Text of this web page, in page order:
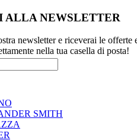
ALLA NEWSLETTER
newsletter e riceverai le offerte
nella tua casella di posta!
SMITH